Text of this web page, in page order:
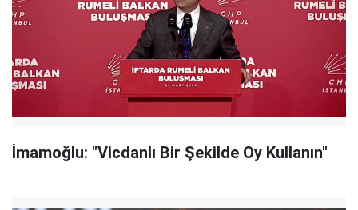
İmamoğlu: "Vicdanlı Bir Şekilde Oy Kullanın"